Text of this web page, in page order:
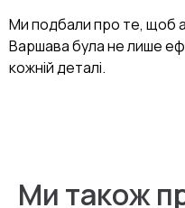
Ми подбали про те, щоб
Варшава була не лише
кожній деталі.
Ми також